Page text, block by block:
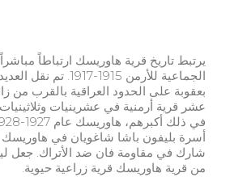
يرتبط تاريخ قرية هاوريسك ارتباطاً مباشراً
الجماعية للأرمن 1915-
بعقوبة على الحدود العراقية بالقرب من
عشر قرية أرمنية في عشرينيات
أسرة بليفون باشا شاغويان في هاوريسك
شارك في مقاومة فان ضد الأتراك. جعل
من قرية هاوريسك قرية زراعية حيوية.